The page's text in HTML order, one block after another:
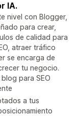
IA.
nivel con Blogger,
para crear,
de calidad para
atraer tráfico
se encarga de
tu negocio.
para SEO
a tus